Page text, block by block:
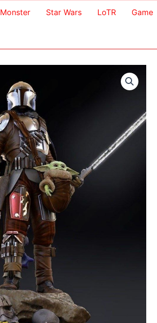
Monster Star Wars LoTR Game